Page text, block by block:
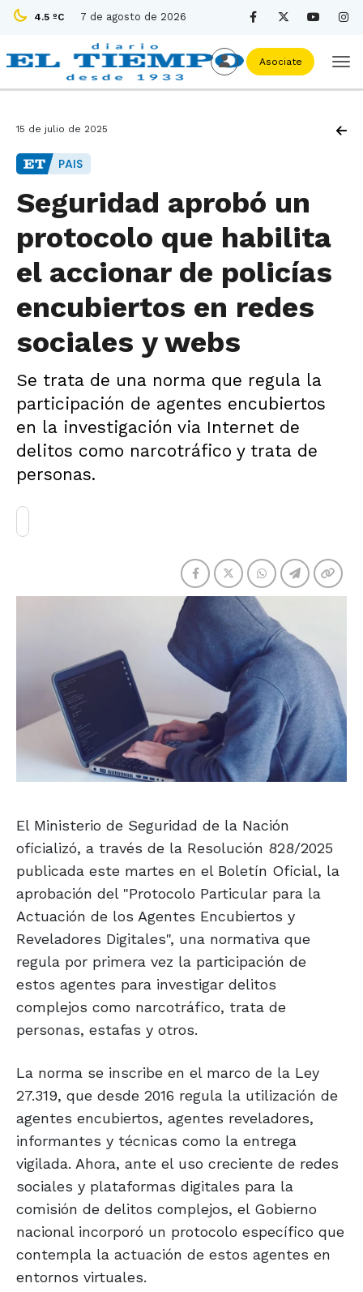
4.5 ºC 7 de agosto de 2026
Asociate
15 de julio de 2025
PAIS
Seguridad aprobó un
protocolo que habilita
el accionar de policías
encubiertos en redes
sociales y webs
Se trata de una norma que regula la
participación de agentes encubiertos
en la investigación via Internet de
delitos como narcotráfico y trata de
personas.
El Ministerio de Seguridad de la Nación
oficializó, a través de la Resolución 828/2025
publicada este martes en el Boletín Oficial, la
aprobación del "Protocolo Particular para la
Actuación de los Agentes Encubiertos y
Reveladores Digitales", una normativa que
regula por primera vez la participación de
estos agentes para investigar delitos
complejos como narcotráfico, trata de
personas, estafas y otros.
La norma se inscribe en el marco de la Ley
27.319, que desde 2016 regula la utilización de
agentes encubiertos, agentes reveladores,
informantes y técnicas como la entrega
vigilada. Ahora, ante el uso creciente de redes
sociales y plataformas digitales para la
comisión de delitos complejos, el Gobierno
nacional incorporó un protocolo específico que
contempla la actuación de estos agentes en
entornos virtuales.